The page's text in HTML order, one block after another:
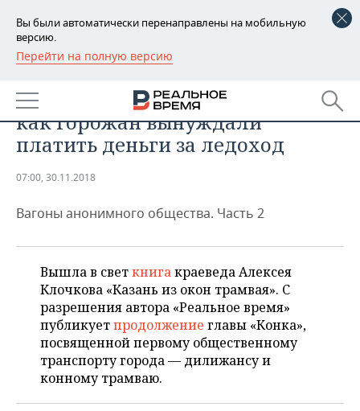
Вы были автоматически перенаправлены на мобильную
версию.
Перейти на полную версию
РЕГИОНЫ
БАШКОРТОСТАН
ТАТАРСТАН
НОВОСТИ
АНАЛИТИКА
ДЕКЛАРАЦИИ О ДОХОДАХ
КОРОЛИ ГОСЗАКАЗА ПФО
ВУЗЫ ТАТАРСТАНА
КОМУ ПРИНАДЛЕЖАТ
ТОРГОВЫЕ ЦЕНТРЫ
ТАТАРСТАНА
НОВОСТИ ЭКОНОМИКИ
ФИНАНСЫ
БАНКИ
БЮДЖЕТ
ИНВЕСТИЦИИ
ПРОМЫШЛЕННОСТЬ
НОВОСТИ
АГРОПРОМ
МАШИНОСТРОЕНИЕ
НЕФТЕХИМИЯ
НЕФТЬ
НЕДВИЖИМОСТЬ
НОВОСТИ НЕДВИЖИМОСТИ
АВТО
НОВОСТИ АВТО
БИЗНЕС
НОВОСТИ БИЗНЕСА
РОЗНИЧНАЯ ТОРГОВЛЯ
ТЕХНОЛОГИИ
НОВОСТИ ТЕХНОЛОГИЙ
МЕРОПРИЯТИЯ
Предтеча казанского трамвая:
как горожан вынуждали
платить деньги за ледоход
07:00, 30.11.2018
Вагоны анонимного общества. Часть 2
Вышла в светкнигакраеведа Алексея
Клочкова «Казань из окон трамвая». С
разрешения автора «Реальное время»
публикуетпродолжение главы «Конка»,
посвященной первому общественному
транспорту города — дилижансу и
конному трамваю.